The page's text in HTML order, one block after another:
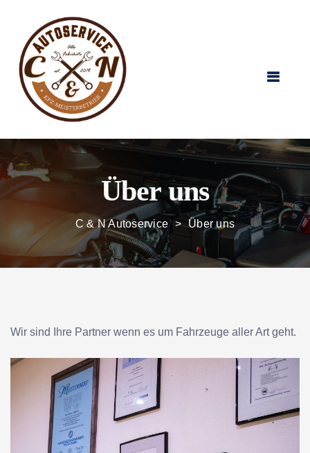
Über uns
C & N Autoservice > Über uns
Wir sind Ihre Partner wenn es um Fahrzeuge aller Art geht.